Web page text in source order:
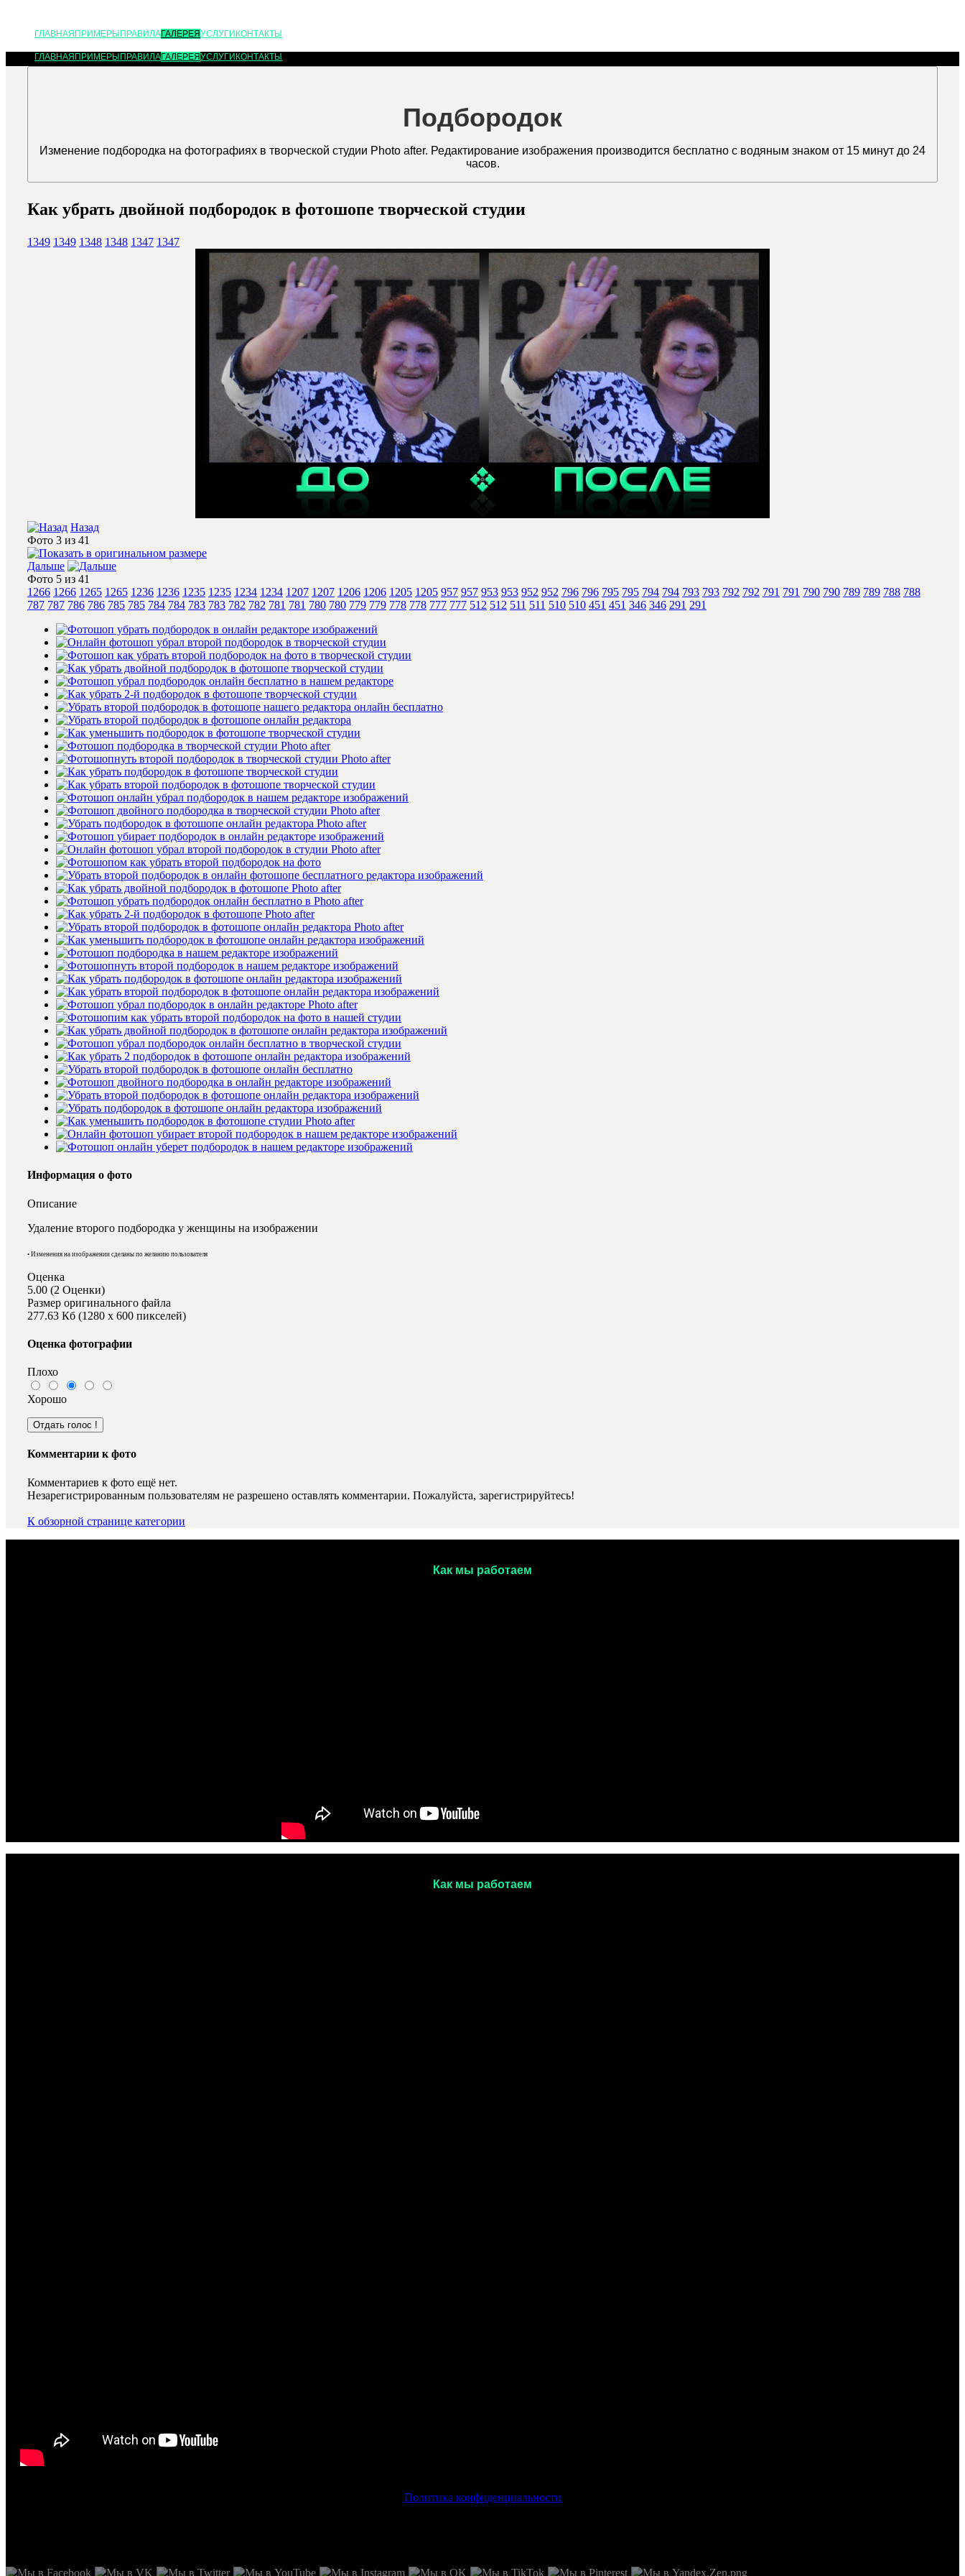
ГЛАВНАЯ ПРИМЕРЫ ПРАВИЛАГАЛЕРЕЯУСЛУГИ КОНТАКТЫ
ГЛАВНАЯ ПРИМЕРЫ ПРАВИЛАГАЛЕРЕЯУСЛУГИ КОНТАКТЫ
Подбородок
Изменение подбородка на фотографиях в творческой студии Photo after. Редактирование изображения производится бесплатно с водяным знаком от 15 минут до 24
часов.
Как убрать двойной подбородок в фотошопе творческой студии
1349 1349 1348 1348 1347 1347
Назад
Фото 3 из 41
Дальше
Фото 5 из 41
1266 1266 1265 1265 1236 1236 1235 1235 1234 1234 1207 1207 1206 1206 1205 1205 957 957 953 953 952 952 796 796 795 795 794 794 793 793 792 792 791 791 790 790 789 789 788 788
787 787 786 786 785 785 784 784 783 783 782 782 781 781 780 780 779 779 778 778 777 777 512 512 511 511 510 510 451 451 346 346 291 291
Информация о фото
Описание
Удаление второго подбородка у женщины на изображении
• Изменения на изображении сделаны по желанию пользователя
Оценка
5.00 (2 Оценки)
Размер оригинального файла
277.63 Кб (1280 x 600 пикселей)
Оценка фотографии
Плохо
Хорошо
Комментарии к фото
Комментариев к фото ещё нет.
Незарегистрированным пользователям не разрешено оставлять комментарии. Пожалуйста, зарегистрируйтесь!
К обзорной странице категории
Как мы работаем
Как мы работаем
Политика конфиденциальности